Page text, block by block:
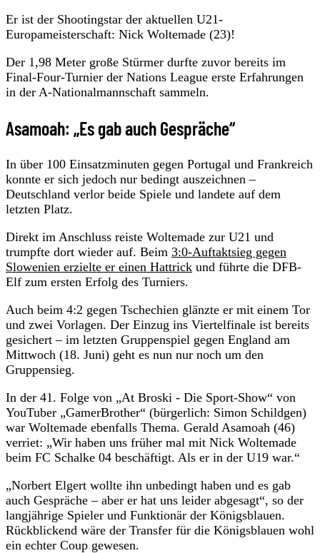
Er ist der Shootingstar der aktuellen U21-
Europameisterschaft: Nick Woltemade (23)!
Der 1,98 Meter große Stürmer durfte zuvor bereits im
Final-Four-Turnier der Nations League erste Erfahrungen
in der A-Nationalmannschaft sammeln.
Asamoah: „Es gab auch Gespräche“
In über 100 Einsatzminuten gegen Portugal und Frankreich
konnte er sich jedoch nur bedingt auszeichnen –
Deutschland verlor beide Spiele und landete auf dem
letzten Platz.
Direkt im Anschluss reiste Woltemade zur U21 und
trumpfte dort wieder auf. Beim 3:0-Auftaktsieg gegen
Slowenien erzielte er einen Hattrick und führte die DFB-
Elf zum ersten Erfolg des Turniers.
Auch beim 4:2 gegen Tschechien glänzte er mit einem Tor
und zwei Vorlagen. Der Einzug ins Viertelfinale ist bereits
gesichert – im letzten Gruppenspiel gegen England am
Mittwoch (18. Juni) geht es nun nur noch um den
Gruppensieg.
In der 41. Folge von „At Broski - Die Sport-Show“ von
YouTuber „GamerBrother“ (bürgerlich: Simon Schildgen)
war Woltemade ebenfalls Thema. Gerald Asamoah (46)
verriet: „Wir haben uns früher mal mit Nick Woltemade
beim FC Schalke 04 beschäftigt. Als er in der U19 war.“
„Norbert Elgert wollte ihn unbedingt haben und es gab
auch Gespräche – aber er hat uns leider abgesagt“, so der
langjährige Spieler und Funktionär der Königsblauen.
Rückblickend wäre der Transfer für die Königsblauen wohl
ein echter Coup gewesen.